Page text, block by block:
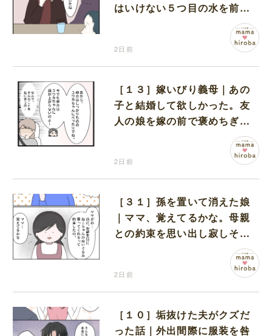
はいけない５つ目の水を前に
2日前
［１３］嫁いびり義母｜あの
子と結婚して欲しかった。友
人の娘を嫁の前で褒めちぎる
2日前
［３１］孫を置いて消えた娘
｜ママ、覚えてるかな。母親
との約束を思い出し寂しそう
2日前
［１０］垢抜けた夫がクズだ
った話｜外出間際に服装を咎